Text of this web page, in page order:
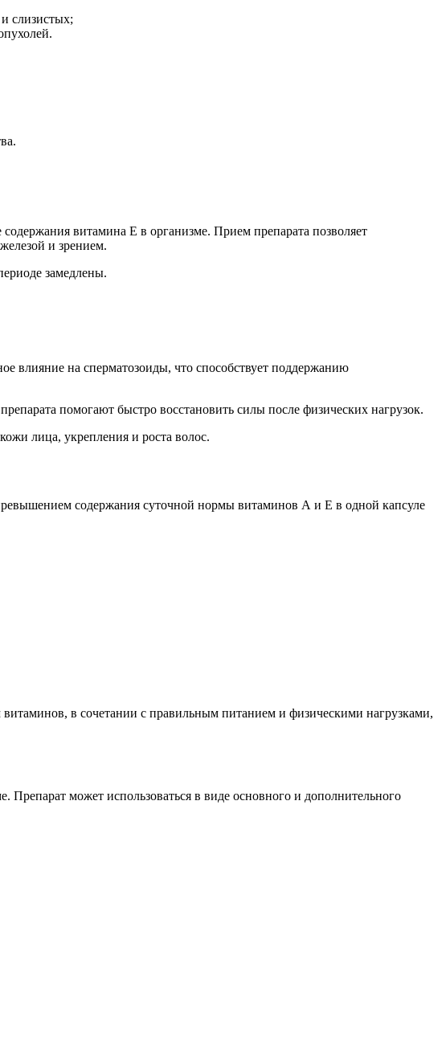
слизистых;
витамина Е в организме. Прием препарата позволяет
и зрением.
замедлены.
влияние на сперматозоиды, что способствует поддержанию
помогают быстро восстановить силы после физических нагрузок.
лица, укрепления и роста волос.
содержания суточной нормы витаминов А и Е в одной капсуле
в сочетании с правильным питанием и физическими нагрузками,
может использоваться в виде основного и дополнительного